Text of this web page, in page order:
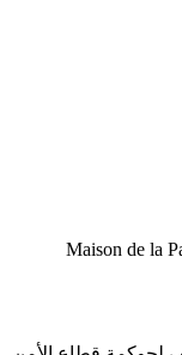
Maison de la